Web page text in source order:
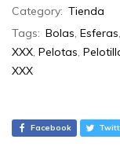
Category: Tienda
Tags: Bolas, Esferas,
XXX, Pelotas,
XXX
Facebook